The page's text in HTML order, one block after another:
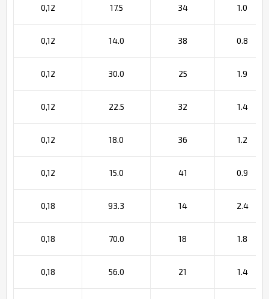
0,12 17.5 34 1.0
0,12 14.0 38 0.8
0,12 30.0 25 1.9
0,12 22.5 32 1.4
0,12 18.0 36 1.2
0,12 15.0 41 0.9
0,18 93.3 14 2.4
0,18 70.0 18 1.8
0,18 56.0 21 1.4